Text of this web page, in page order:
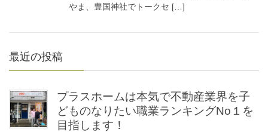
やま、豊国神社でトークセ […]
最近の投稿
プラスホームは本気で不動産業界を子
どものなりたい職業ランキングNo１を
目指します！